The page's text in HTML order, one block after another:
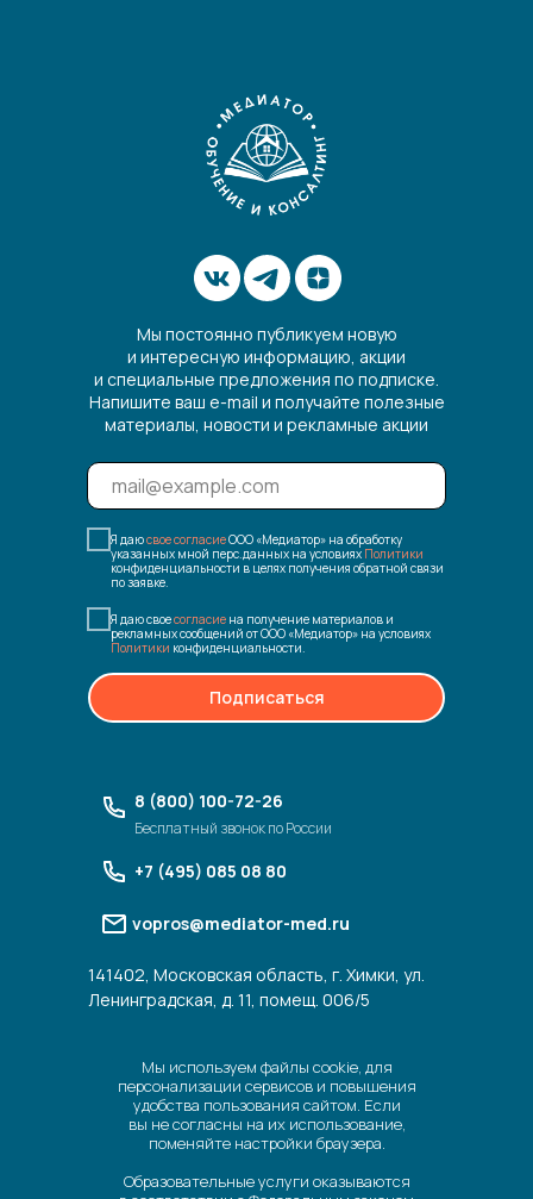
Мы используем файлы cookie, для
персонализации сервисов и повышения
удобства пользования сайтом. Если
вы не согласны на их использование,
поменяйте настройки браузера.
Образовательные услуги оказываются
Мы постоянно публикуем новую
и интересную информацию, акции
и специальные предложения по подписке.
Напишите ваш e-mail и получайте полезные
материалы, новости и рекламные акции
Я даюсвое согласиеООО «Медиатор» на обработку
указанных мной перс.данных на условиях Политики
конфиденциальности в целях получения обратной связи
по заявке.
Я даю своесогласие на получение материалов и
рекламных сообщений от ООО «Медиатор» на условиях
Политики конфиденциальности.
Подписаться
8 (800) 100-72-26
Бесплатный звонок по России
vopros@mediator-med.ru
141402, Московская область, г. Химки, ул.
Ленинградская, д. 11, помещ. 006/5
+7 (495) 085 08 80